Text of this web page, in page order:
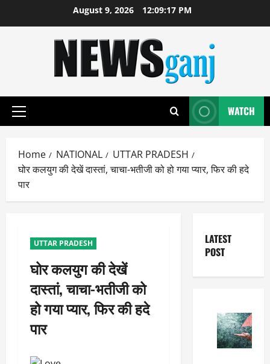
August 9, 2026 12:09:18 PM
Primary
WATCH
Home NATIONAL
UTTAR PRADESH
घोर कलयुग की देखें दास्तां, चाचा-भतीजी को हो गया प्यार, फिर की हदे
पार
UTTAR PRADESH
घोर कलयुग की देखें
दास्तां, चाचा-भतीजी को
हो गया प्यार, फिर की हदे
पार
LATEST
POST